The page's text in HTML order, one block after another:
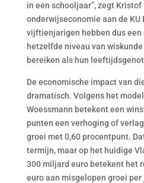
in een schooljaar”, zegt
onderwijseconomie aan de KU
vijftienjarigen hebben dus een
hetzelfde niveau van
bereiken als hun
De economische impact van
dramatisch. Volgens het
Woessmann betekent een
punten een verhoging of
groei met 0,60 procentpunt.
termijn, maar op het huidige
300 miljard euro betekent het
euro aan misgelopen groei per